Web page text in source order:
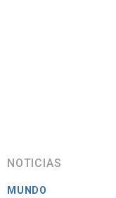
NOTICIAS
MUNDO